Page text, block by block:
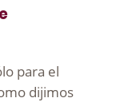
para el
dijimos